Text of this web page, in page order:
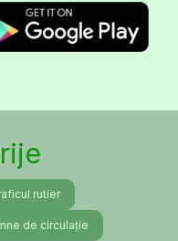
rutier
de circulație